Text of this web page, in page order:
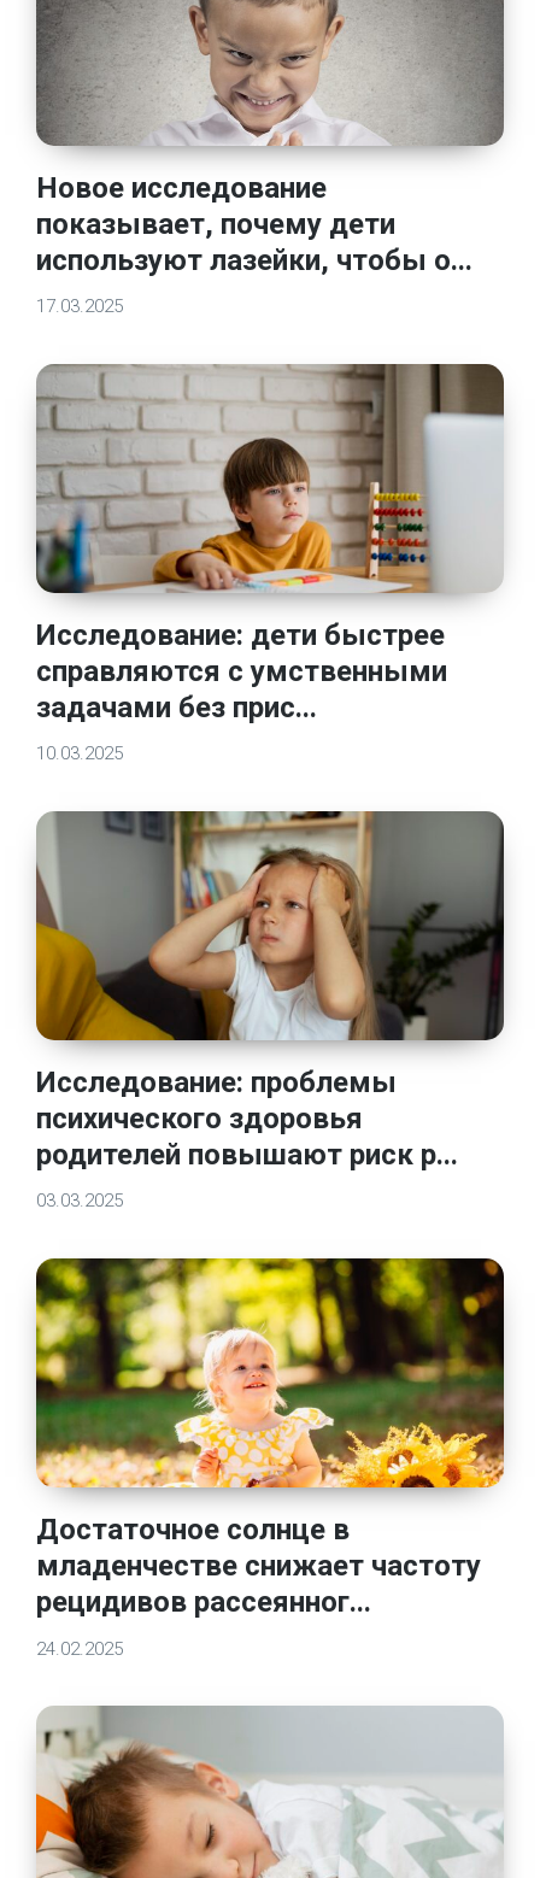
Новое исследование
показывает, почему дети
используют лазейки, чтобы о...
17.03.2025
Исследование: дети быстрее
справляются с умственными
задачами без прис...
10.03.2025
Исследование: проблемы
психического здоровья
родителей повышают риск р...
03.03.2025
Достаточное солнце в
младенчестве снижает частоту
рецидивов рассеянног...
24.02.2025